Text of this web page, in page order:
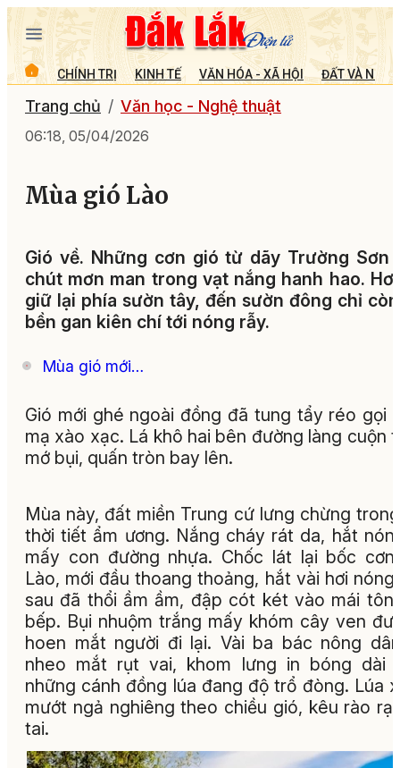
CHÍNH TRỊ KINH TẾ VĂN HÓA - XÃ HỘI ĐẤT VÀ
Trang chủ Văn học - Nghệ thuật
06:18, 05/04/2026
Mùa gió Lào
Gió về. Những cơn gió từ dãy Trường Sơn
chút mơn man trong vạt nắng hanh hao.
giữ lại phía sườn tây, đến sườn đông chỉ
bền gan kiên chí tới nóng rẫy.
Mùa gió mới…
Gió mới ghé ngoài đồng đã tung tẩy réo gọi
mạ xào xạc. Lá khô hai bên đường làng cuộn
mớ bụi, quấn tròn bay lên.
Mùa này, đất miền Trung cứ lưng chừng
thời tiết ẩm ương. Nắng cháy rát da, hắt
mấy con đường nhựa. Chốc lát lại bốc
Lào, mới đầu thoang thoảng, hắt vài hơi
sau đã thổi ầm ầm, đập cót két vào mái tôn
bếp. Bụi nhuộm trắng mấy khóm cây ven
hoen mắt người đi lại. Vài ba bác nông
nheo mắt rụt vai, khom lưng in bóng dài
những cánh đồng lúa đang độ trổ đòng. Lúa
mướt ngả nghiêng theo chiều gió, kêu rào
tai.